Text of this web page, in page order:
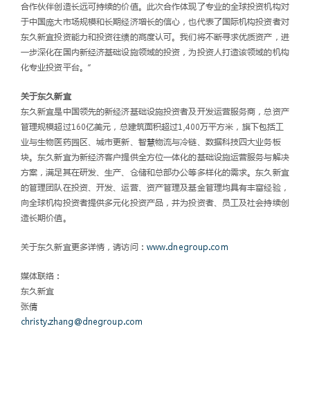
合作伙伴创造长远可持续的价值。此次合作体现了专业的全球投资机构对
于中国庞大市场规模和长期经济增长的信心，也代表了国际机构投资者对
东久新宜投资能力和投资往绩的高度认可。我们将不断寻求优质资产，进
一步深化在国内新经济基础设施领域的投资，为投资人打造该领域的机构
化专业投资平台。”
关于东久新宜
东久新宜是中国领先的新经济基础设施投资者及开发运营服务商，总资产
管理规模超过160亿美元，总建筑面积超过1,400万平方米，旗下包括工
业与生物医药园区、城市更新、智慧物流与冷链、数据科技四大业务板
块。东久新宜为新经济客户提供全方位一体化的基础设施运营服务与解决
方案，满足其在研发、生产、仓储和总部办公等多样化的需求。东久新宜
的管理团队在投资、开发、运营、资产管理及基金管理均具有丰富经验，
向全球机构投资者提供多元化投资产品，并为投资者、员工及社会持续创
造长期价值。
关于东久新宜更多详情，请访问： www.dnegroup.com
媒体联络：
东久新宜
张倩
christy.zhang@dnegroup.com